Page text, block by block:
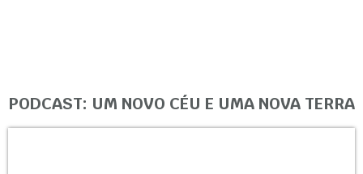
PODCAST: UM NOVO CÉU E UMA NOVA TERRA